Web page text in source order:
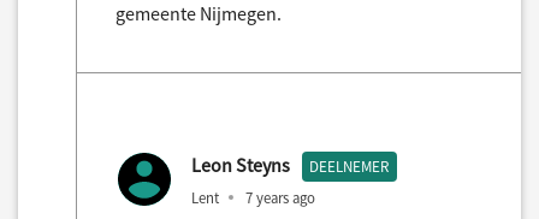
gemeente Nijmegen.
Leon Steyns DEELNEMER
Lent 7 years ago